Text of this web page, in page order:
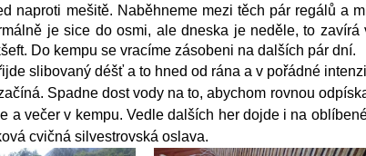
naproti mešitě. Naběhneme mezi těch pár regálů a
je sice do osmi, ale dneska je neděle, to
Do kempu se vracíme zásobeni na dalších pár dní.
slibovaný déšť a to hned od rána a v pořádné
Spadne dost vody na to, abychom rovnou
a večer v kempu. Vedle dalších her dojde i na
cvičná silvestrovská oslava.